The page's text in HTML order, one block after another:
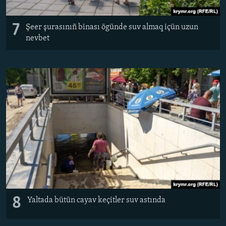
7
Şeer şurasınıñ binası ögünde suv almaq içün uzun
nevbet
8 Yaltada bütün cayav keçitler suv astında